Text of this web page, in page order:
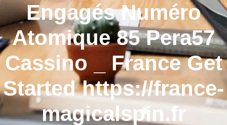
Engagés Numéro
Atomique 85 Pera57
Cassino _ France Get
Started https://france-
magicalspin.fr